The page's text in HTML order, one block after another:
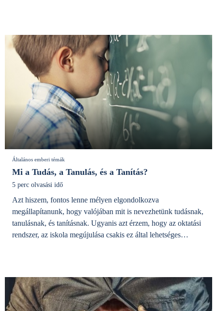
Általános emberi témák
Mi a Tudás, a Tanulás, és a Tanítás?
5 perc olvasási idő
Azt hiszem, fontos lenne mélyen elgondolkozva
megállapítanunk, hogy valójában mit is nevezhetünk tudásnak,
tanulásnak, és tanításnak. Ugyanis azt érzem, hogy az oktatási
rendszer, az iskola megújulása csakis ez által lehetséges…